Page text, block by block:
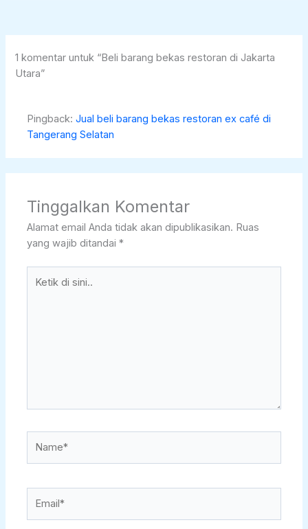
1 komentar untuk “Beli barang bekas restoran di Jakarta
Utara”
Pingback:Jual beli barang bekas restoran ex café di
Tangerang Selatan
Tinggalkan Komentar
Alamat email Anda tidak akan dipublikasikan. Ruas
yang wajib ditandai*